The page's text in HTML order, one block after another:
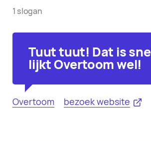
1 slogan
Tuut tuut! Dat is
lijkt Overtoom wel!
Overtoom bezoek website